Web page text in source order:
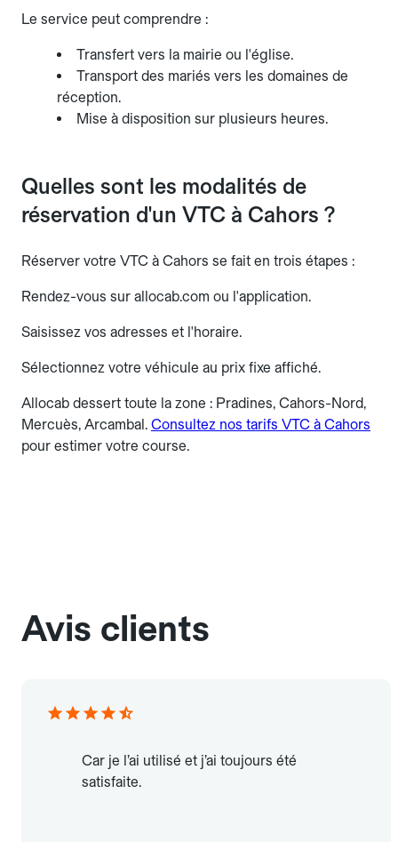
Le service peut comprendre :
Transfert vers la mairie ou l'église.
Transport des mariés vers les domaines de
réception.
Mise à disposition sur plusieurs heures.
Quelles sont les modalités de
réservation d'un VTC à Cahors ?
Réserver votre VTC à Cahors se fait en trois étapes :
Rendez-vous sur allocab.com ou l'application.
Saisissez vos adresses et l'horaire.
Sélectionnez votre véhicule au prix fixe affiché.
Allocab dessert toute la zone : Pradines, Cahors-Nord,
Mercuès, Arcambal. Consultez nos tarifs VTC à Cahors
pour estimer votre course.
Avis clients
Car je l’ai utilisé et j’ai toujours été
satisfaite.